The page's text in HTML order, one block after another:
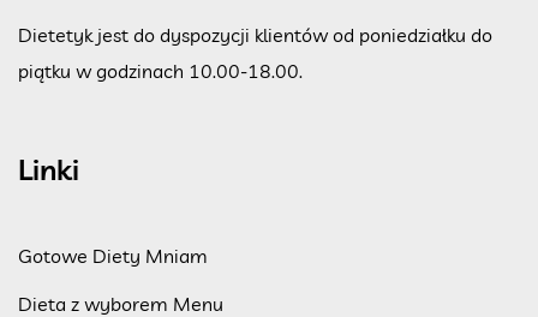
Dietetyk jest do dyspozycji klientów od poniedziałku do
piątku w godzinach 10.00-18.00.
Linki
Gotowe Diety Mniam
Dieta z wyborem Menu